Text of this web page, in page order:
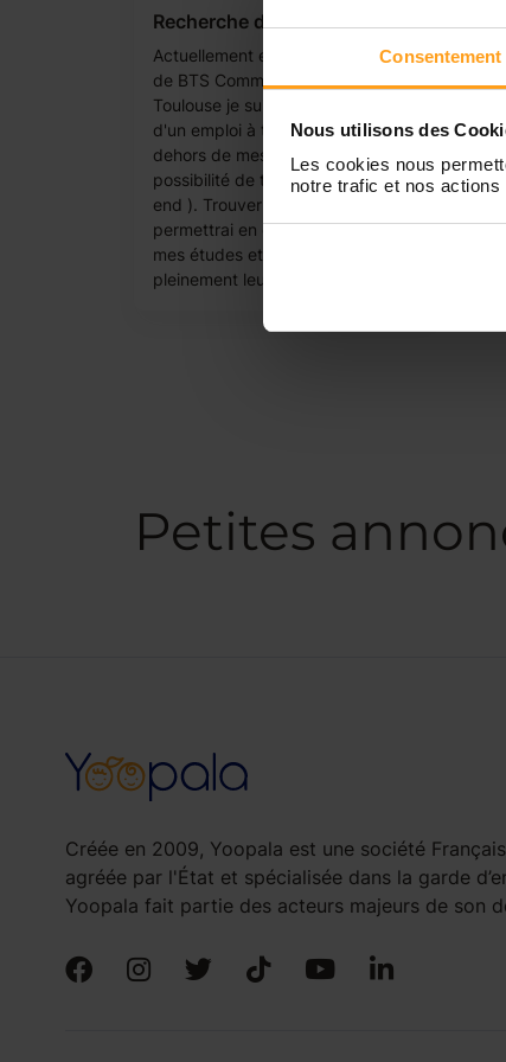
Consentement
Nous utilisons des
Les cookies nous
notre trafic et nos actions
Recherche d'emploi étudiant
Actuellement en première année
de BTS Commerce International à
Toulouse je suis à la recherche
d'un emploi à temps partiel en
dehors de mes heures de cours (
possibilité de travailler le week-
end ). Trouver un emploi me
permettrai en effet de financer
mes études et d'assumer
pleinement leur coût. Bien à...
Petites
Créée en 2009, Yoopala est une société
agréée par l'État et spécialisée dans la garde
Yoopala fait partie des acteurs majeurs de son